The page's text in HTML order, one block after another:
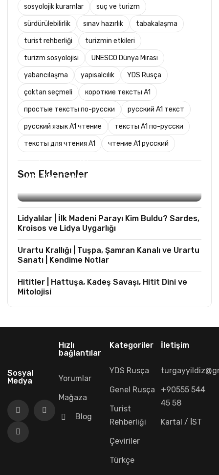
sosyolojik kuramlar suç ve turizm
sürdürülebilirlik sınav hazırlık tabakalaşma
turist rehberliği turizmin etkileri
turizm sosyolojisi UNESCO Dünya Mirası
yabancılaşma yapısalcılık YDS Rusça
çoktan seçmeli короткие тексты A1
простые тексты по-русски русский A1 текст
русский язык A1 чтение тексты A1 по-русски
тексты для чтения A1 чтение A1 русский
Son Eklenenler
Mks Ders Takip (Turizm ve Mesleki Dersler
Lidyalılar | İlk Madeni Parayı Kim Buldu? Sardes,
Kroisos ve Lidya Uygarlığı
Urartu Krallığı | Tuşpa, Şamran Kanalı ve Urartu
Sanatı | Kendime Notlar
Hititler | Hattuşa, Kadeş Savaşı, Hitit Dini ve
Mitolojisi
Sosyal
Medya
Hızlı
bağlantılar
Yorumlar
Mağaza
Blog
Kategoriler
YDS Rusça
Genel Rusça
Turist
Rehberliği
Çeviriler
Türkçe
İletişim
+90555 544
45 58
Kartal / İST